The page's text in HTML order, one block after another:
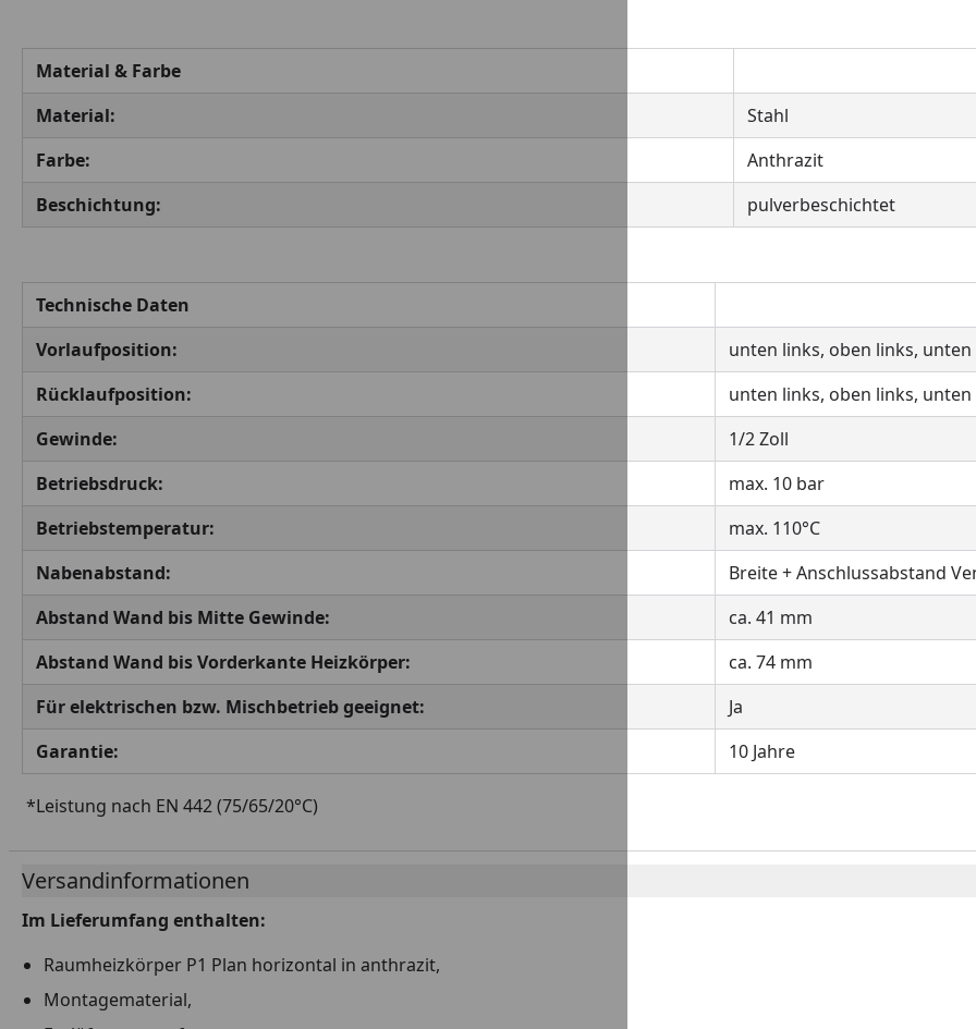
Material & Farbe
Material:
Stahl
Farbe:
Anthrazit
Beschichtung:
pulverbeschichtet
Technische Daten
Vorlaufposition:
unten links, oben links,
Rücklaufposition:
unten links, oben links,
Gewinde:
1/2 Zoll
Betriebsdruck:
max. 10 bar
Betriebstemperatur:
max. 110°C
Nabenabstand:
Breite + Anschlussabstand
Abstand Wand bis Mitte Gewinde:
ca. 41 mm
Abstand Wand bis Vorderkante Heizkörper:
ca. 74 mm
Für elektrischen bzw. Mischbetrieb geeignet:
Ja
Garantie:
10 Jahre
*Leistung nach EN 442 (75/65/20°C)
Versandinformationen
Im Lieferumfang enthalten:
Raumheizkörper P1 Plan horizontal in anthrazit,
Montagematerial,